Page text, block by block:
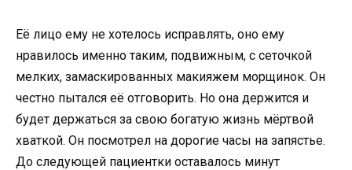
Её лицо ему не хотелось исправлять, оно ему
нравилось именно таким, подвижным, с сеточкой
мелких, замаскированных макияжем морщинок. Он
честно пытался её отговорить. Но она держится и
будет держаться за свою богатую жизнь мёртвой
хваткой. Он посмотрел на дорогие часы на запястье.
До следующей пациентки оставалось минут